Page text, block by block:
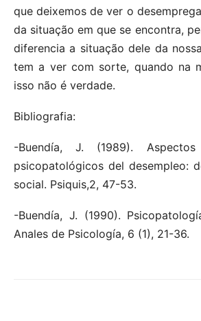
que deixemos de ver o
da situação em que se encontra,
diferencia a situação dele da
tem a ver com sorte, quando na
isso não é verdade.
Bibliografia:
-Buendía, J. (1989).
psicopatológicos del desempleo:
social. Psiquis,2, 47-53.
-Buendía, J. (1990).
Anales de Psicología, 6 (1), 21-36.